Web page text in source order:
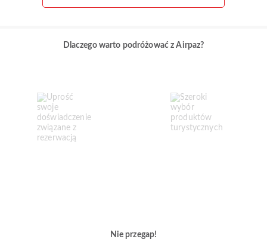
Dlaczego warto podróżować z Airpaz?
Nie przegap!